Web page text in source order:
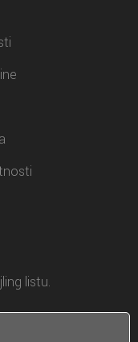
listu.